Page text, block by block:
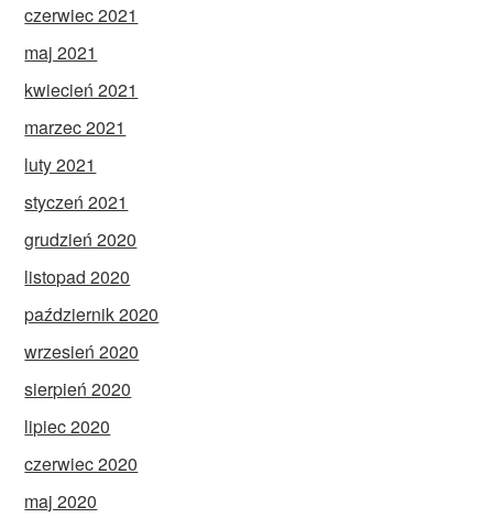
czerwiec 2021
maj 2021
kwiecień 2021
marzec 2021
luty 2021
styczeń 2021
grudzień 2020
listopad 2020
październik 2020
wrzesień 2020
sierpień 2020
lipiec 2020
czerwiec 2020
maj 2020